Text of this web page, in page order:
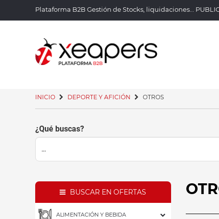
Plataforma B2B Gestión de Stocks, liquidaciones...
INICIO DEPORTE Y AFICIÓN OTROS
¿Qué buscas?
BUSCAR EN OFERTAS
ALIMENTACIÓN Y BEBIDA